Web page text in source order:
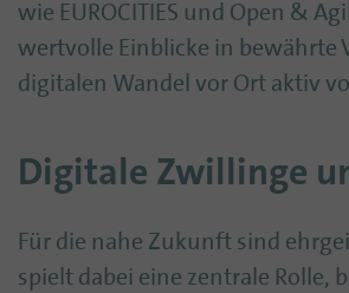
wie EUROCITIES und Open &
wertvolle Einblicke in bewährte
digitalen Wandel vor Ort aktiv
Digitale Zwillinge
Für die nahe Zukunft sind
spielt dabei eine zentrale Rolle,